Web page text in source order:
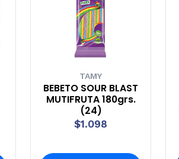
TAMY
BEBETO SOUR BLAST
MUTIFRUTA 180grs.
(24)
$1.098